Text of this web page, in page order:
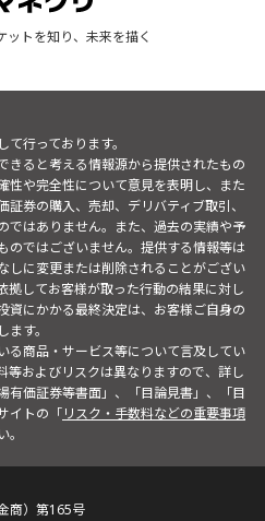
ットを知り、未来を描く
行っております。
きると考える情報源から提供されたもの
性や完全性について意見を表明し、また
券の購入、売却、デリバティブ取引、
ではありません。また、過去の実績や予
のではございません。提供する情報等は
しに変更または削除されることがござい
拠してお客様が取った行動の結果に対し
資にかかる最終決定は、お客様ご自身の
す。
る商品・サービス等について言及してい
等およびリスクは異なりますので、詳し
有価証券等書面」、「目論見書」、「目
イトの「リスク・手数料などの重要事項
商）第165号